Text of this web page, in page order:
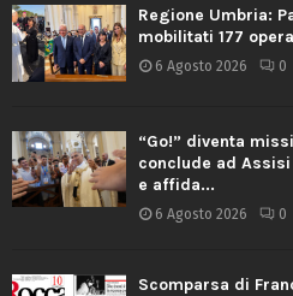
Regione Umbria:
mobilitati 177
6 Agosto 2026 0
“Go!” diventa
conclude ad
e affida...
6 Agosto 2026 0
Scomparsa di